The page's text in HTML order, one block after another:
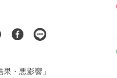
・悪影響」